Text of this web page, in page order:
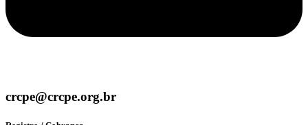
crcpe@crcpe.org.br